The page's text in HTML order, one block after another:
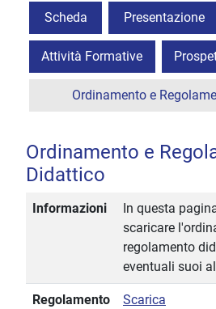
Scheda Presentazione
Attività Formative
Ordinamento e
Ordinamento e
Didattico
Informazioni
In questa
scaricare
regolamento
eventuali suoi
Regolamento
Scarica